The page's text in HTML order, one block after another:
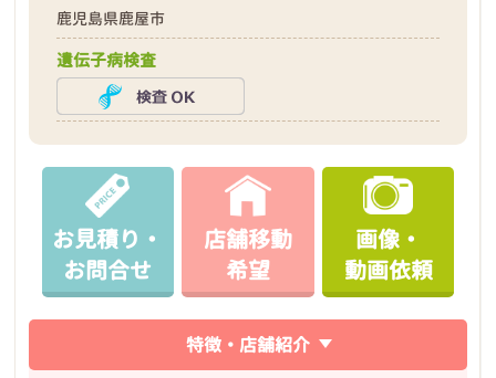
鹿児島県鹿屋市
遺伝子病検査
お見積り・
お問合せ
店舗移動
希望
画像・
動画依頼
特徴・店舗紹介